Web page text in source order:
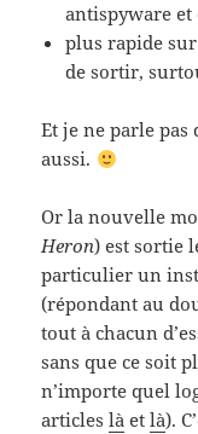
antispyware
plus rapide
de sortir,
Et je ne parle
aussi.
Or la nouvelle
Heron) est sortie
particulier un
(répondant au
tout à chacun
sans que ce soit
n’importe quel
articleslà etlà).